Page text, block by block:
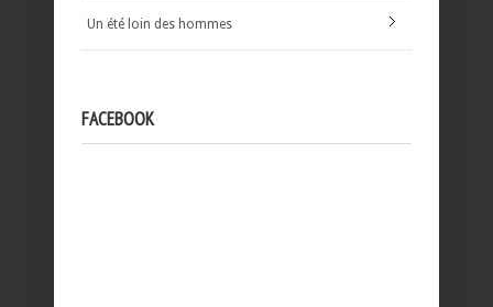
Un été loin des hommes
FACEBOOK